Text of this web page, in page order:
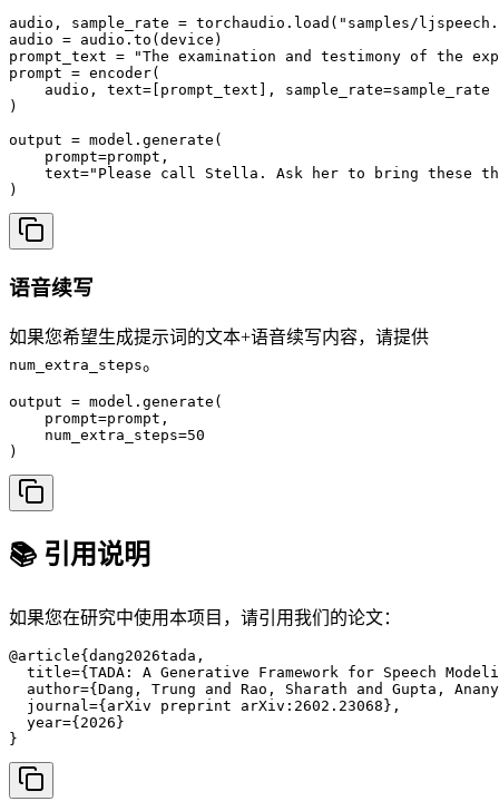
audio, sample_rate = torchaudio.load("samples/
audio = audio.to(device)
prompt_text = "The examination and testimony of the
prompt = encoder(
    audio, text=[prompt_text], sample_rate=sample_rate
)
output = model.generate(
    prompt=prompt,
text="Please call Stella. Ask her to bring these
)
语音续写
如果您希望生成提示词的文本+语音续写内容，请提供
num_extra_steps。
output = model.generate(
    prompt=prompt,
    num_extra_steps=50
)
📚 引用说明
如果您在研究中使用本项目，请引用我们的论文：
@article{dang2026tada,
title={TADA: A Generative Framework for Speech
author={Dang, Trung and Rao, Sharath and Gupta,
  journal={arXiv preprint arXiv:2602.23068},
  year={2026}
}